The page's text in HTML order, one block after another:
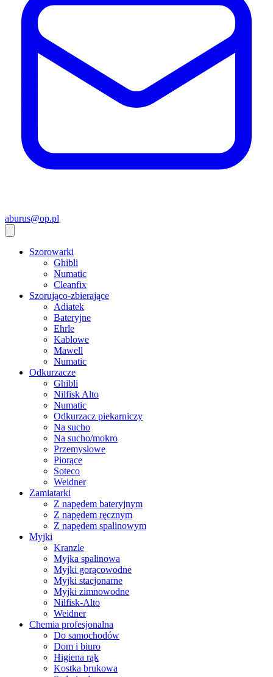
aburus@op.pl
Szorowarki
Ghibli
Numatic
Cleanfix
Szorująco-zbierające
Adiatek
Bateryjne
Ehrle
Kablowe
Mawell
Numatic
Odkurzacze
Ghibli
Nilfisk Alto
Numatic
Odkurzacz piekarniczy
Na sucho
Na sucho/mokro
Przemysłowe
Piorące
Soteco
Weidner
Zamiatarki
Z napędem bateryjnym
Z napędem ręcznym
Z napędem spalinowym
Myjki
Kranzle
Myjka spalinowa
Myjki gorącowodne
Myjki stacjonarne
Myjki zimnowodne
Nilfisk-Alto
Weidner
Chemia profesjonalna
Do samochodów
Dom i biuro
Higiena rąk
Kostka brukowa